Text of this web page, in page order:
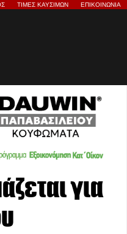
ΤΙΜΕΣ ΚΑΥΣΙΜΩΝ ΕΠΙΚΟΙΝΩΝΙΑ
για